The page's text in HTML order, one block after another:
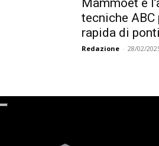
tecniche ABC
rapida di ponti
Redazione - 28/02/